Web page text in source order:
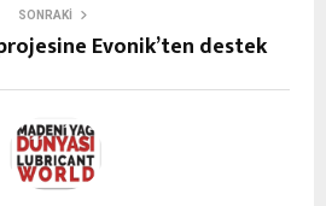
SONRAKI
Evonik’ten destek